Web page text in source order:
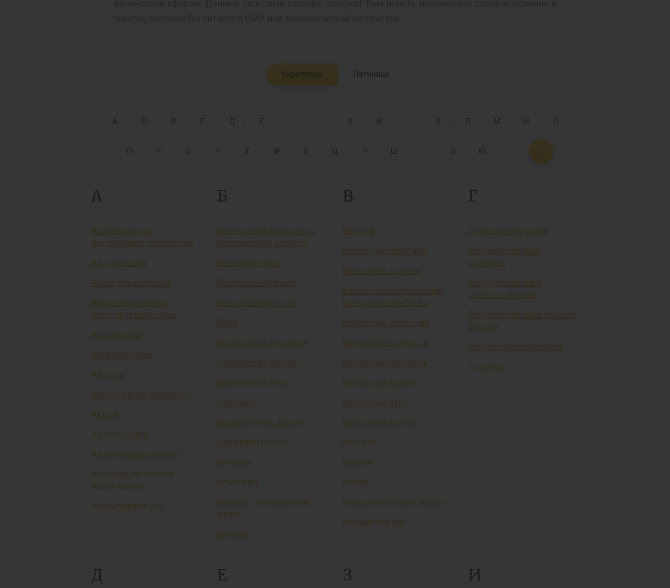
Кириллица Латиница
А Б В Г Д Е З И К Л М Н О
П Р С Т У Ф Х Ц Ч Ш Э Ю
А
Аббревиатура
финансовых технологий
Авторизация
Агент финансовый
Административно
регулируемые цены
Аккредитив
Акселераторы
Активы
Акционерное общество
Акция
Амортизация
Амортизация (износ)
Ассоциация банков
Узбекистана
Аутентификация
Б
Базельский комитет по
банковскому надзору
Базисный риск
Базовая инфляция
Балансовый отчет
Банк
Банковская гарантия
Банковская группа
Банковский счет
Банкомат
Безналичные деньги
Биржевой рынок
Биткоин
Блокчейн
Борьба с отмыванием
денег
Брокер
В
Валюта
Валютная политика
Валютные запасы
Валютные интервенции
Центрального банка
Валютные операции
Валютные ценности
Валютный контроль
Валютный кризис
Валютный курс
Валютный рынок
Вексель
Вишинг
Вклад
Внешнеторговый оборот
Временной лаг
Г
Глубокое обучение
Государственная
пошлина
Государственные
целевые фонды
Государственные ценные
бумаги
Государственный долг
Гудвилл
Д Е З И